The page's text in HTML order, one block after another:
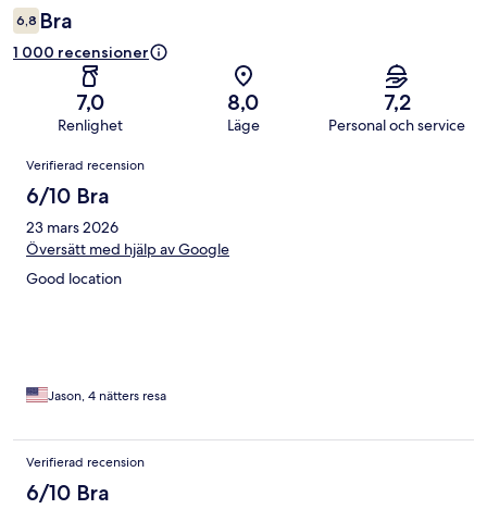
6,8 Bra
1 000 recensioner
7,0
Renlighet
8,0
Läge
7,2
Personal och service
Recensioner
Verifierad recension
6/10 Bra
23 mars 2026
Översätt med hjälp av Google
Good location
Jason, 4 nätters resa
Verifierad recension
6/10 Bra